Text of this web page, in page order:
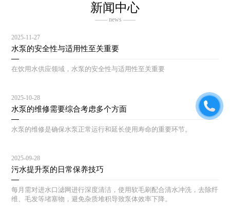
新闻中心
—— news ——
2025-11-27
水泵的安全性与适用性至关重要
在饮用水供应领域，水泵的安全性与适用性至关重要
2025-10-28
水泵的维修需要综合考虑多个方面
水泵的维修是确保水泵正常运行和延长使用寿命的重要环节。
2025-09-28
污水提升泵的日常保养技巧
每月需对进水口滤网进行深度清洁，使用软毛刷配合清水冲洗，去除纤
维、毛发等堵塞物，避免杂质堆积导致泵体效率下降。